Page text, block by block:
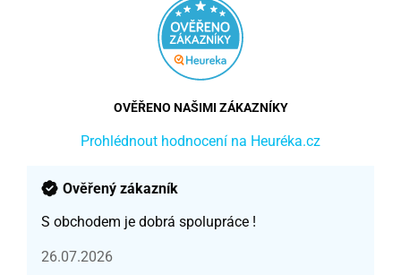
OVĚŘENO NAŠIMI ZÁKAZNÍKY
Prohlédnout hodnocení na Heuréka.cz
Ověřený zákazník
S obchodem je dobrá spolupráce !
26.07.2026